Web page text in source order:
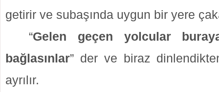
getirir ve subaşında uygun bir yere
“Gelen geçen yolcular
bağlasınlar” der ve biraz
ayrılır.